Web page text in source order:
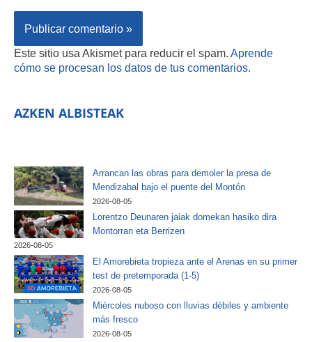
Este sitio usa Akismet para reducir el spam. Aprende
cómo se procesan los datos de tus comentarios.
AZKEN ALBISTEAK
Arrancan las obras para demoler la presa de
Mendizabal bajo el puente del Montón
2026-08-05
Lorentzo Deunaren jaiak domekan hasiko dira
Montorran eta Berrizen
2026-08-05
El Amorebieta tropieza ante el Arenas en su primer
test de pretemporada (1-5)
2026-08-05
Miércoles nuboso con lluvias débiles y ambiente
más fresco
2026-08-05